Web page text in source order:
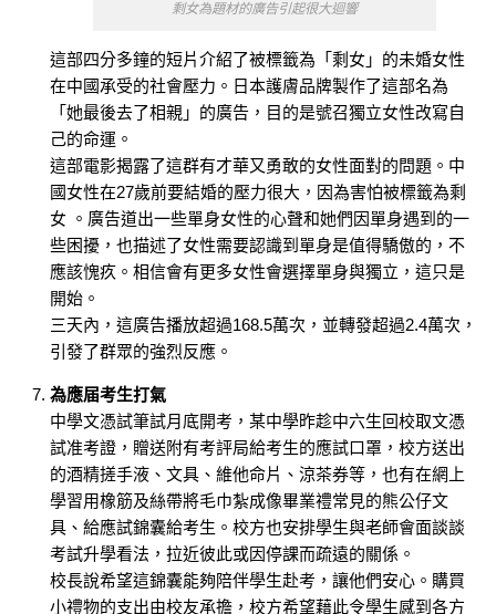
剩女為題材的廣告引起很大迴響
這部四分多鐘的短片介紹了被標籤為「剩女」的未婚女性
在中國承受的社會壓力。日本護膚品牌製作了這部名為
「她最後去了相親」的廣告，目的是號召獨立女性改寫自
己的命運。
這部電影揭露了這群有才華又勇敢的女性面對的問題。中
國女性在27歲前要結婚的壓力很大，因為害怕被標籤為剩
女 。廣告道出一些單身女性的心聲和她們因單身遇到的一
些困擾，也描述了女性需要認識到單身是值得驕傲的，不
應該愧疚。相信會有更多女性會選擇單身與獨立，這只是
開始。
三天內，這廣告播放超過168.5萬次，並轉發超過2.4萬次，
引發了群眾的強烈反應。
為應届考生打氣
中學文憑試筆試月底開考，某中學昨趁中六生回校取文憑
試准考證，贈送附有考評局給考生的應試口罩，校方送出
的酒精搓手液、文具、維他命片、涼茶券等，也有在網上
學習用橡筋及絲帶將毛巾紮成像畢業禮常見的熊公仔文
具、給應試錦囊給考生。校方也安排學生與老師會面談談
考試升學看法，拉近彼此或因停課而疏遠的關係。
校長說希望這錦囊能夠陪伴學生赴考，讓他們安心。購買
小禮物的支出由校友承擔，校方希望藉此令學生感到各方